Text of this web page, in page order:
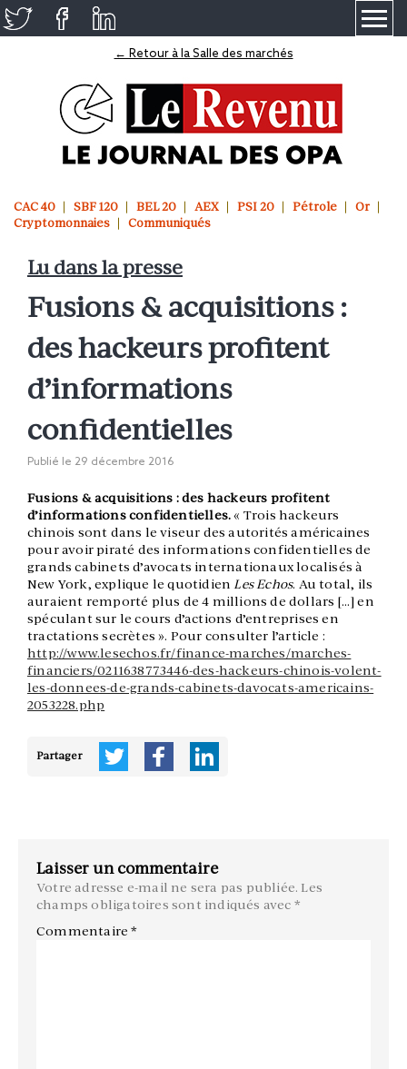
← Retour à la Salle des marchés
CAC 40 SBF 120 BEL 20 AEX PSI 20 Pétrole
Or
Cryptomonnaies
Communiqués
Lu dans la presse
Fusions & acquisitions :
des hackeurs profitent
d’informations
confidentielles
Publié le 29 décembre 2016
Fusions & acquisitions : des hackeurs profitent
d’informations confidentielles.« Trois hackeurs
chinois sont dans le viseur des autorités américaines
pour avoir piraté des informations confidentielles de
grands cabinets d’avocats internationaux localisés à
New York, explique le quotidien Les Echos. Au total, ils
auraient remporté plus de 4 millions de dollars […] en
spéculant sur le cours d’actions d’entreprises en
tractations secrètes ». Pour consulter l’article :
http://www.lesechos.fr/finance-marches/marches-
financiers/0211638773446-des-hackeurs-chinois-volent-
les-donnees-de-grands-cabinets-davocats-americains-
2053228.php
Partager
Laisser un commentaire
Votre adresse e-mail ne sera pas publiée. Les
champs obligatoires sont indiqués avec *
Commentaire*